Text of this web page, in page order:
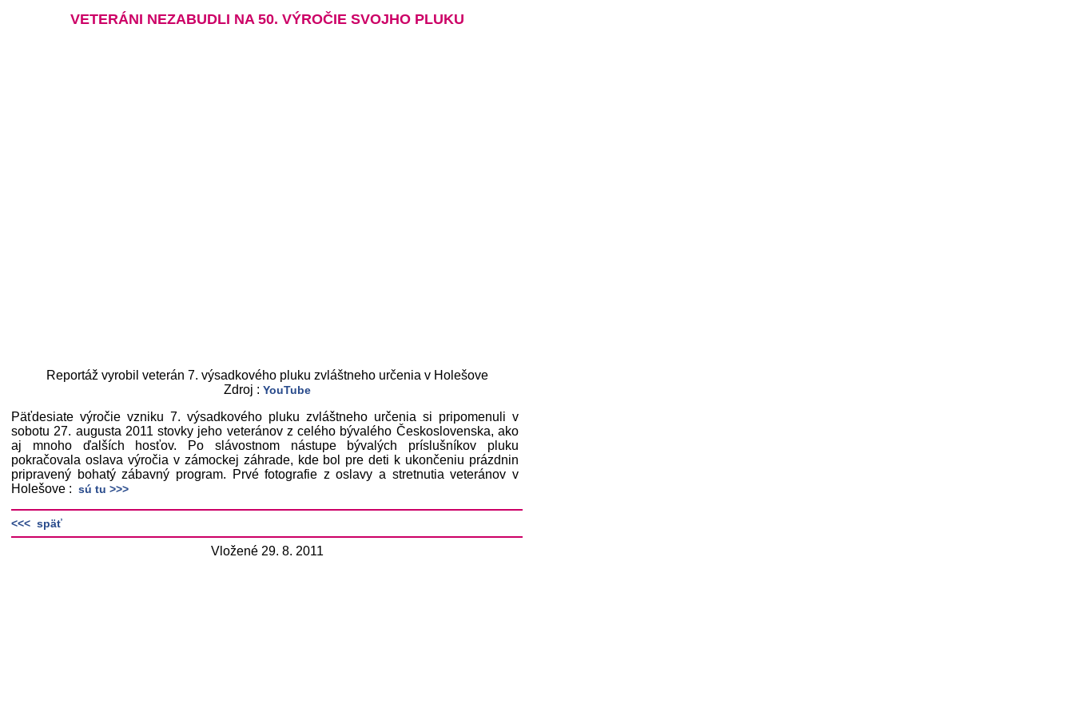
VETERÁNI NEZABUDLI NA 50. VÝROČIE SVOJHO PLUKU
Reportáž vyrobil veterán 7. výsadkového pluku zvláštneho určenia v Holešove
Zdroj : YouTube
Päťdesiate výročie vzniku 7. výsadkového pluku zvláštneho určenia si pripomenuli v
sobotu 27. augusta 2011 stovky jeho veteránov z celého bývalého Československa, ako
aj mnoho ďalších hosťov. Po slávostnom nástupe bývalých príslušníkov pluku
pokračovala oslava výročia v zámockej záhrade, kde bol pre deti k ukončeniu prázdnin
pripravený bohatý zábavný program. Prvé fotografie z oslavy a stretnutia veteránov v
Holešove : sú tu >>>
<<< späť
Vložené 29. 8. 2011